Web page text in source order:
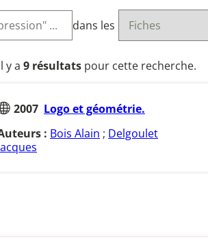
dans les
y a 9 résultats pour cette recherche.
2007 Logo et géométrie.
: Bois Alain ; Delgoulet